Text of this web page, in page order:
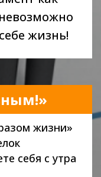
жизнь!
жизни»
себя с утра